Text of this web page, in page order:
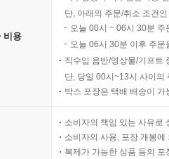
비용
단, 아래의 주문/취소 조건
오늘 00시 ~ 06시 30분
오늘 06시 30분 이후 주
직수입 음반/영상물/기프트
단, 당일 00시~13시 사이의
박스 포장은 택배 배송이
소비자의 책임 있는 사유로
소비자의 사용, 포장 개봉
복제가 가능한 상품 등의